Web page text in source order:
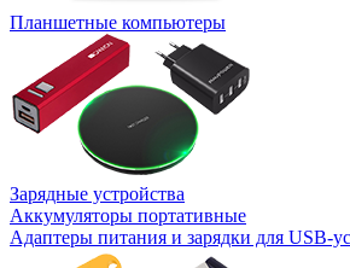
Планшетные компьютеры
Зарядные устройства
Аккумуляторы портативные
Адаптеры питания и зарядки для USB-